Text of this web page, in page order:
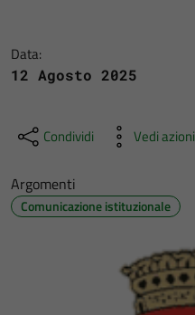
Data:
12 Agosto 2025
Condividi Vedi azioni
Argomenti
Comunicazione istituzionale